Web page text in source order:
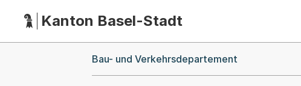
HauptnavigationKanton Basel-Stadt
Bau- und Verkehrsdepartement